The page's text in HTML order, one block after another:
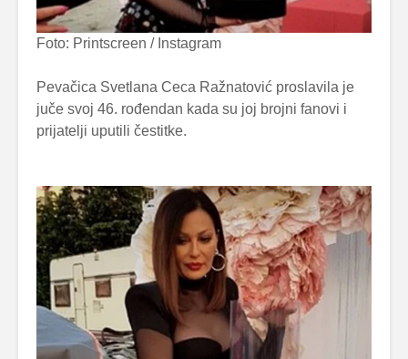
Foto: Printscreen / Instagram
Pevačica Svetlana Ceca Ražnatović proslavila je
juče svoj 46. rođendan kada su joj brojni fanovi i
prijatelji uputili čestitke.